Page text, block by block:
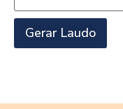
Gerar Laudo